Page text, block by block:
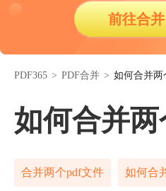
前往合并
PDF365 > PDF合并 > 如何合并两
如何合并
合并两个pdf文件 如何合